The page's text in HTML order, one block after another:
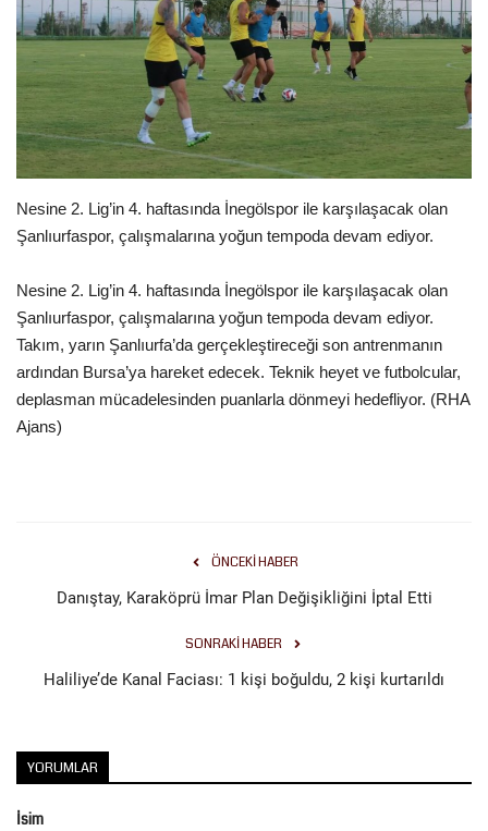
Gündem
Tekno Bilim
Ekonomi
Siyaset
Yaşam
Künye
Sağlık
Nesine 2. Lig’in 4. haftasında İnegölspor ile karşılaşacak olan
Şanlıurfaspor, çalışmalarına yoğun tempoda devam ediyor.
Nesine 2. Lig’in 4. haftasında İnegölspor ile karşılaşacak olan
Şanlıurfaspor, çalışmalarına yoğun tempoda devam ediyor.
Takım, yarın Şanlıurfa’da gerçekleştireceği son antrenmanın
ardından Bursa’ya hareket edecek. Teknik heyet ve futbolcular,
deplasman mücadelesinden puanlarla dönmeyi hedefliyor. (RHA
Ajans)
ÖNCEKI HABER
Danıştay, Karaköprü İmar Plan Değişikliğini İptal Etti
SONRAKI HABER
Haliliye’de Kanal Faciası: 1 kişi boğuldu, 2 kişi kurtarıldı
YORUMLAR
İsim